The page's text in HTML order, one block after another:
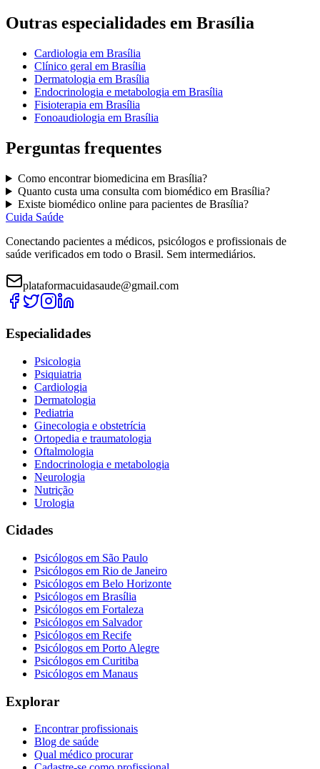
Outras especialidades em Brasília
Cardiologia em Brasília
Clínico geral em Brasília
Dermatologia em Brasília
Endocrinologia e metabologia em Brasília
Fisioterapia em Brasília
Fonoaudiologia em Brasília
Perguntas frequentes
Como encontrarbiomedicina em Brasília?
Quanto custa uma consulta com biomédicoem Brasília?
Existe biomédicoonline para pacientes de Brasília?
Cuida Saúde
Conectando pacientes a médicos, psicólogos e profissionais de
saúde verificados em todo o Brasil. Sem intermediários.
plataformacuidasaude@gmail.com
Especialidades
Psicologia
Psiquiatria
Cardiologia
Dermatologia
Pediatria
Ginecologia e obstetrícia
Ortopedia e traumatologia
Oftalmologia
Endocrinologia e metabologia
Neurologia
Nutrição
Urologia
Cidades
Psicólogos em São Paulo
Psicólogos em Rio de Janeiro
Psicólogos em Belo Horizonte
Psicólogos em Brasília
Psicólogos em Fortaleza
Psicólogos em Salvador
Psicólogos em Recife
Psicólogos em Porto Alegre
Psicólogos em Curitiba
Psicólogos em Manaus
Explorar
Encontrar profissionais
Blog de saúde
Qual médico procurar